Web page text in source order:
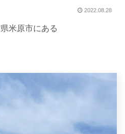
2022.08.28
米原市にある